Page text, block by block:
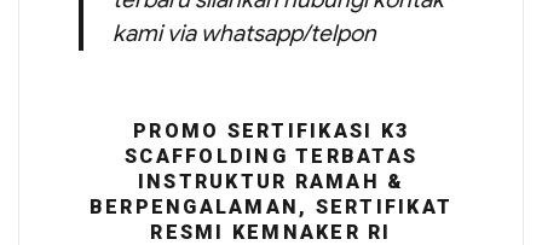
kami via whatsapp/telpon
PROMO SERTIFIKASI K3
SCAFFOLDING TERBATAS
INSTRUKTUR RAMAH &
BERPENGALAMAN, SERTIFIKAT
RESMI KEMNAKER RI